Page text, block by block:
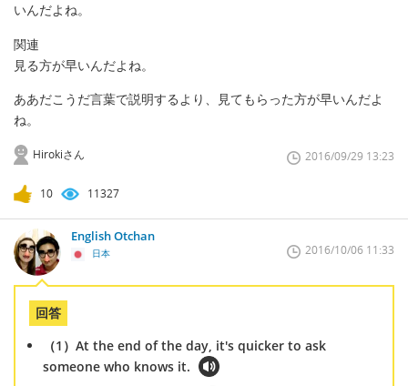
いんだよね。
関連
見る方が早いんだよね。
ああだこうだ言葉で説明するより、見てもらった方が早いんだよ
ね。
Hirokiさん 2016/09/29 13:23
10 11327
English Otchan
日本 2016/10/06 11:33
回答
（1）At the end of the day, it's quicker to ask
someone who knows it.